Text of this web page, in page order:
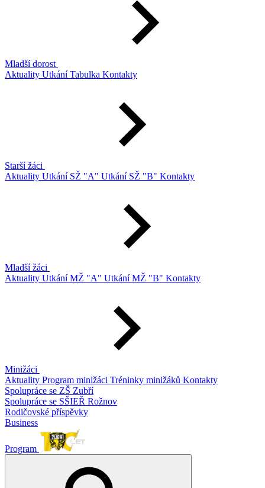
Mladší dorost
Aktuality UtkáníTabulka Kontakty
Starší žáci
Aktuality Utkání SŽ "A" Utkání SŽ "B" Kontakty
Mladší žáci
Aktuality Utkání MŽ "A" Utkání MŽ "B" Kontakty
Minižáci
Aktuality Program minižáci Tréninky minižáků Kontakty
Spolupráce se ZŠ Zubří
Spolupráce se SŠIEŘ Rožnov
Rodičovské příspěvky
Business
Program